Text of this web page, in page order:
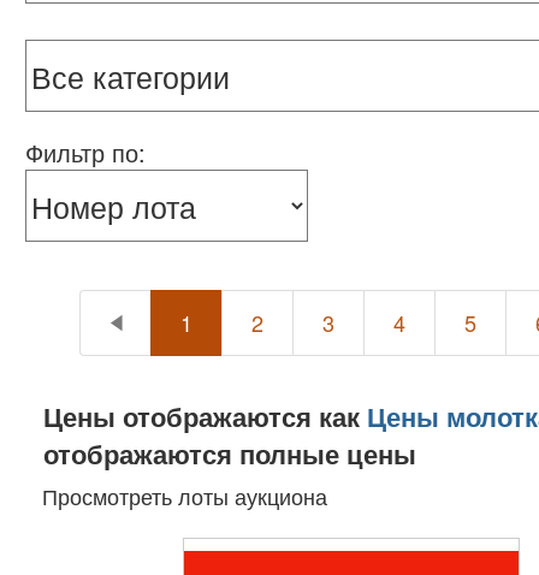
- негашеные марки выделены в отдельную
Каждый лот описан с указанием уникальных
Фильтр по:
1 2 3 4 5
Цены отображаются как Цены
отображаются полные цены
Просмотреть лоты аукциона